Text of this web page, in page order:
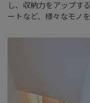
し、収納力をアップす
ートなど、様々なモノ